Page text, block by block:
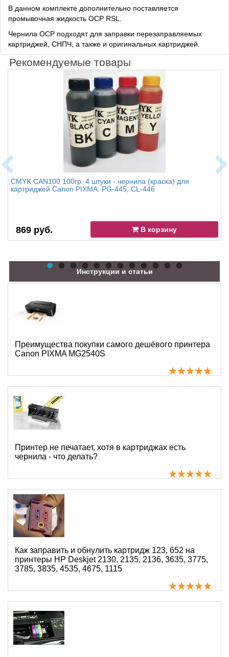
В данном комплекте дополнительно поставляется
промывочная жидкость OCP RSL.
Чернила OCP подходят для заправки перезаправляемых
картриджей, СНПЧ, а также и оригинальных картриджей.
Рекомендуемые товары
CMYK CAN100 100гр. 4 штуки - чернила (краска) для
картриджей Canon PIXMA: PG-445, CL-446
869 руб. В корзину
Инструкции и статьи
Преимущества покупки самого дешёвого принтера
Canon PIXMA MG2540S
Принтер не печатает, хотя в картриджах есть
чернила - что делать?
Как заправить и обнулить картридж 123, 652 на
принтеры HP Deskjet 2130, 2135, 2136, 3635, 3775,
3785, 3835, 4535, 4675, 1115